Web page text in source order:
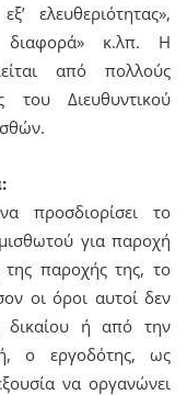
ελευθεριότητας»,
διαφορά» κ.λπ. Η
από πολλούς
Διευθυντικού
προσδιορίσει το
για παροχή
της παροχής της, το
οι όροι αυτοί δεν
δικαίου ή από την
ο εργοδότης, ως
να οργανώνει